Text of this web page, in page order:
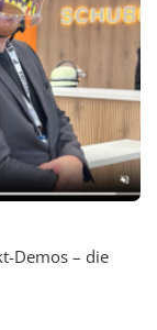
Demos – die